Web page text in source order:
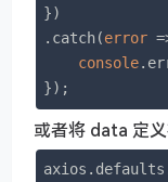
})
.catch(error
console
});
或者将 data 定义